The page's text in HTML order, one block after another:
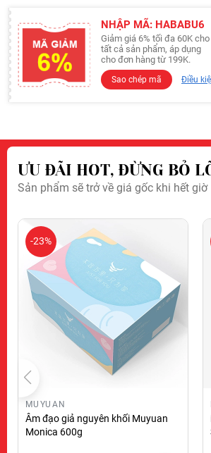
NHẬP MÃ: HABABU6
Giảm giá 6% tối đa 60K cho
tất cả sản phẩm, áp dụng
cho đơn hàng từ 199K.
Sao chép mã Điều
ƯU ĐÃI HOT, ĐỪNG BỎ
Sản phẩm sẽ trở về giá gốc khi hết giờ
-23%
MUYUAN
Âm đạo giả nguyên khối Muyuan
Monica 600g